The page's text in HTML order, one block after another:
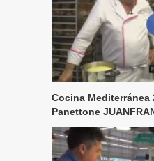
Cocina Mediterránea
Panettone